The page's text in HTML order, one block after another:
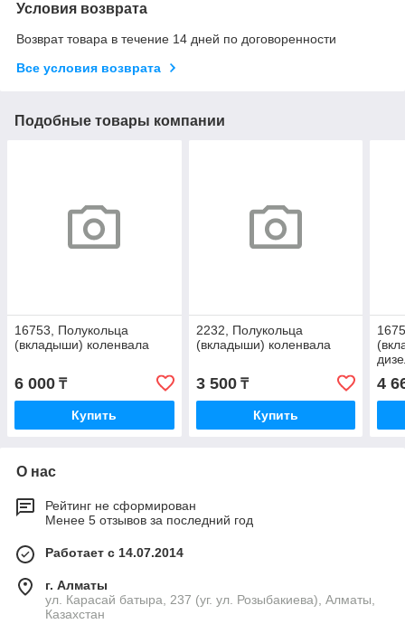
Условия возврата
Возврат товара в течение 14 дней по договоренности
Все условия возврата
Подобные товары компании
16753, Полукольца
(вкладыши) коленвала
6 000 ₸
Купить
2232, Полукольца
(вкладыши) коленвала
3 500₸
Купить
4
О нас
Рейтинг не сформирован
Менее 5 отзывов за последний год
Работает с 14.07.2014
г. Алматы
ул. Карасай батыра, 237 (уг. ул. Розыбакиева), Алматы,
Казахстан